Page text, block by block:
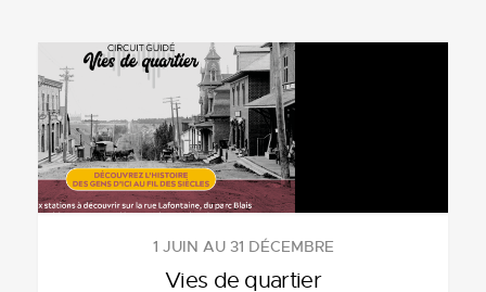
1 JUIN AU 31 DÉCEMBRE
Vies de quartier